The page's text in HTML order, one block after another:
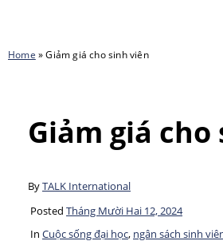
Home »Giảm giá cho sinh viên
Giảm giá
ByTALK International
Posted Tháng Mười Hai 12, 2024
In Cuộc sống đại học, ngân sách sinh